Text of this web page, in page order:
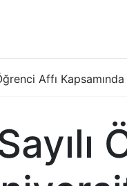
Affı